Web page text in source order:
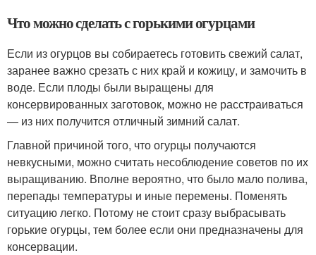
Что можно сделать с горькими огурцами
Если из огурцов вы собираетесь готовить свежий салат,
заранее важно срезать с них край и кожицу, и замочить в
воде. Если плоды были выращены для
консервированных заготовок, можно не расстраиваться
— из них получится отличный зимний салат.
Главной причиной того, что огурцы получаются
невкусными, можно считать несоблюдение советов по их
выращиванию. Вполне вероятно, что было мало полива,
перепады температуры и иные перемены. Поменять
ситуацию легко. Потому не стоит сразу выбрасывать
горькие огурцы, тем более если они предназначены для
консервации.